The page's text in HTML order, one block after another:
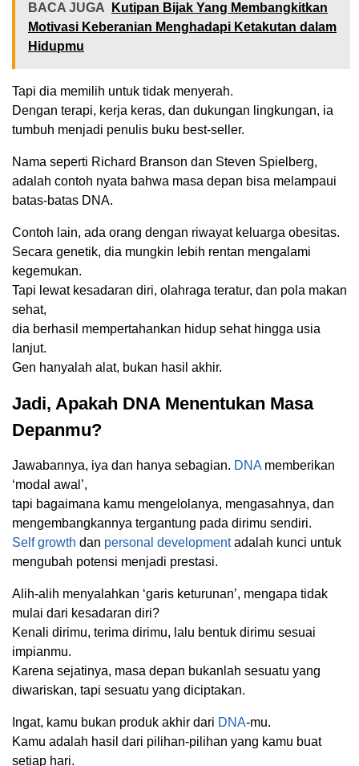
BACA JUGA
Kutipan Bijak Yang Membangkitkan
Motivasi Keberanian Menghadapi Ketakutan dalam
Hidupmu
Tapi dia memilih untuk tidak menyerah.
Dengan terapi, kerja keras, dan dukungan lingkungan, ia
tumbuh menjadi penulis buku best-seller.
Nama seperti Richard Branson dan Steven Spielberg,
adalah contoh nyata bahwa masa depan bisa melampaui
batas-batas DNA.
Contoh lain, ada orang dengan riwayat keluarga obesitas.
Secara genetik, dia mungkin lebih rentan mengalami
kegemukan.
Tapi lewat kesadaran diri, olahraga teratur, dan pola makan
sehat,
dia berhasil mempertahankan hidup sehat hingga usia
lanjut.
Gen hanyalah alat, bukan hasil akhir.
Jadi, Apakah DNA Menentukan Masa
Depanmu?
Jawabannya, iya dan hanya sebagian. DNA memberikan
‘modal awal’,
tapi bagaimana kamu mengelolanya, mengasahnya, dan
mengembangkannya tergantung pada dirimu sendiri.
Self growth dan personal developmentadalah kunci untuk
mengubah potensi menjadi prestasi.
Alih-alih menyalahkan ‘garis keturunan’, mengapa tidak
mulai dari kesadaran diri?
Kenali dirimu, terima dirimu, lalu bentuk dirimu sesuai
impianmu.
Karena sejatinya, masa depan bukanlah sesuatu yang
diwariskan, tapi sesuatu yang diciptakan.
Ingat, kamu bukan produk akhir dari DNA-mu.
Kamu adalah hasil dari pilihan-pilihan yang kamu buat
setiap hari.